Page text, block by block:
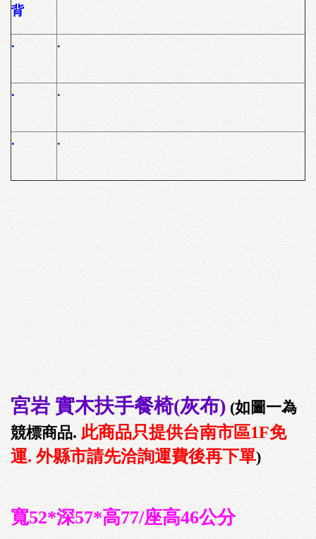
背
. .
. .
. .
宮岩 實木扶手餐椅(灰布) (如圖一為
競標商品. 此商品只提供台南市區1F免
運. 外縣市請先洽詢運費後再下單)
寬52*深57*高77/座高46公分